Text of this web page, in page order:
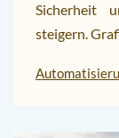
Sicherheit
steigern.